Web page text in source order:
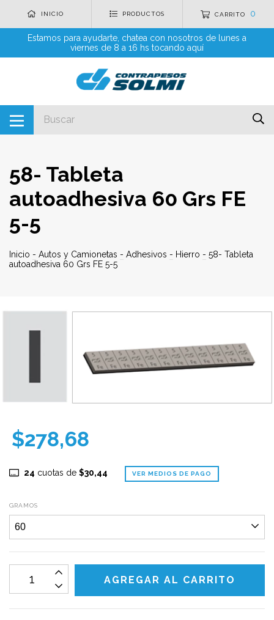
INICIO PRODUCTOS CARRITO 0
Estamos para ayudarte, chatea con nosotros de lunes a
viernes de 8 a 16 hs tocando aquí
58- Tableta
autoadhesiva 60 Grs FE
5-5
Inicio - Autos y Camionetas - Adhesivos - Hierro - 58- Tableta
autoadhesiva 60 Grs FE 5-5
$278,68
24 cuotas de $30,44 VER MEDIOS DE PAGO
GRAMOS